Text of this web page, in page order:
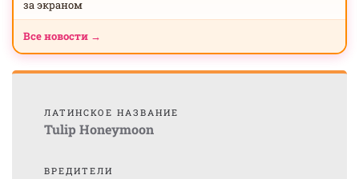
за экраном
Все новости →
ЛАТИНСКОЕ НАЗВАНИЕ
Tulip Honeymoon
ВРЕДИТЕЛИ